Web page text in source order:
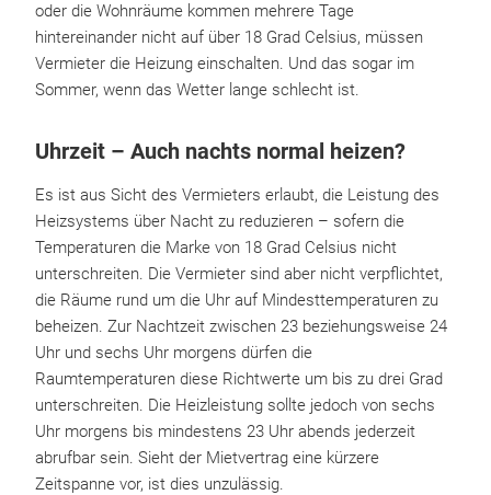
oder die Wohnräume kommen mehrere Tage
hintereinander nicht auf über 18 Grad Celsius, müssen
Vermieter die Heizung einschalten. Und das sogar im
Sommer, wenn das Wetter lange schlecht ist.
Uhrzeit – Auch nachts normal heizen?
Es ist aus Sicht des Vermieters erlaubt, die Leistung des
Heizsystems über Nacht zu reduzieren – sofern die
Temperaturen die Marke von 18 Grad Celsius nicht
unterschreiten. Die Vermieter sind aber nicht verpflichtet,
die Räume rund um die Uhr auf Mindesttemperaturen zu
beheizen. Zur Nachtzeit zwischen 23 beziehungsweise 24
Uhr und sechs Uhr morgens dürfen die
Raumtemperaturen diese Richtwerte um bis zu drei Grad
unterschreiten. Die Heizleistung sollte jedoch von sechs
Uhr morgens bis mindestens 23 Uhr abends jederzeit
abrufbar sein. Sieht der Mietvertrag eine kürzere
Zeitspanne vor, ist dies unzulässig.